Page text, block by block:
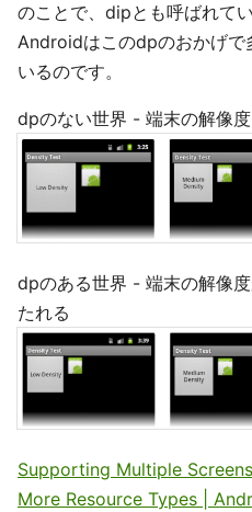
のことで、dipとも呼ばれてい
Androidはこのdpのおかげで
いるのです。
dpのない世界 - 端末の解像
dpのある世界 - 端末の解像
たれる
Supporting Multiple
More Resource Types |